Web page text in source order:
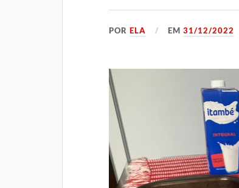
PORELA EM31/12/2022